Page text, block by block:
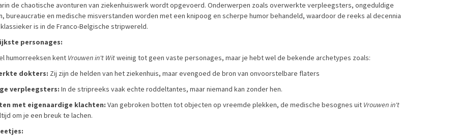
de chaotische avonturen van ziekenhuiswerk wordt opgevoerd. Onderwerpen zoals overwerkte verpleegsters, ongeduldige
bureaucratie en medische misverstanden worden met een knipoog en scherpe humor behandeld, waardoor de reeks al decennia
is in de Franco-Belgische stripwereld.
personages:
humorreeksen kent Vrouwen in't Witweinig tot geen vaste personages, maar je hebt wel de bekende archetypes zoals:
dokters: Zij zijn de helden van het ziekenhuis, maar evengoed de bron van onvoorstelbare flaters
verpleegsters: In de stripreeks vaak echte roddeltantes, maar niemand kan zonder hen.
met eigenaardige klachten: Van gebroken botten tot objecten op vreemde plekken, de medische besognes uit Vrouwen in't
om je een breuk te lachen.